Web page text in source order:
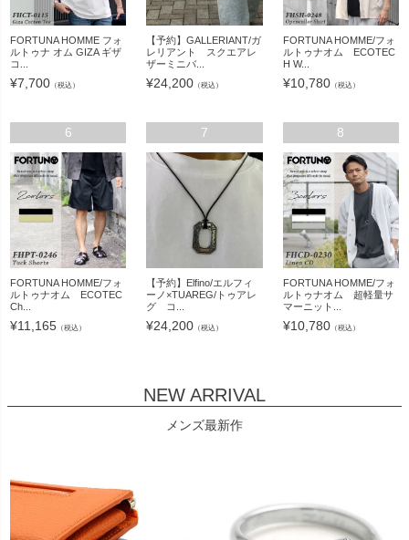
FORTUNA HOMME フォ
ルトゥナ オム GIZA ギザ
コ...
¥7,700 （税込）
【予約】GALLERIANT/ガ
レリアント スクエアレ
ザーミニバ...
¥24,200 （税込）
FORTUNA HOMME/フォ
ルトゥナオム ECOTEC
H W...
¥10,780（税込）
6
FORTUNA HOMME/フォ
ルトゥナオム ECOTEC
Ch...
¥11,165 （税込）
7
【予約】Elfino/エルフィ
ーノ×TUAREG/トゥアレ
グ コ...
¥24,200 （税込）
8
FORTUNA HOMME/フォ
ルトゥナオム 超軽量サ
マーニット...
¥10,780（税込）
NEW ARRIVAL
メンズ最新作